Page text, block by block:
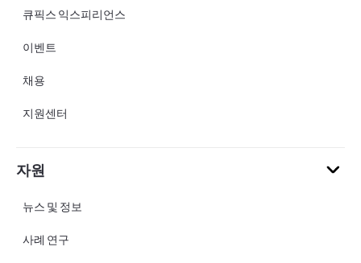
큐픽스 익스피리언스
이벤트
채용
지원센터
자원
뉴스 및 정보
사례 연구